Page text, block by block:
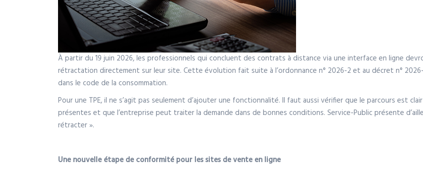
À partir du 19 juin 2026, les professionnels qui concluent des contrats à distance via une interface en ligne
rétractation directement sur leur site. Cette évolution fait suite à l’ordonnance n° 2026-2 et au décret n°
dans le code de la consommation.
Pour une TPE, il ne s’agit pas seulement d’ajouter une fonctionnalité. Il faut aussi vérifier que le parcours est
présentes et que l’entreprise peut traiter la demande dans de bonnes conditions. Service-Public présente
rétracter ».
Une nouvelle étape de conformité pour les sites de vente en ligne